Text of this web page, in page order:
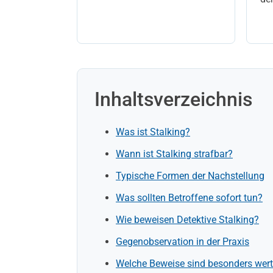
Inhaltsverzeichnis
Was ist Stalking?
Wann ist Stalking strafbar?
Typische Formen der Nachstellung
Was sollten Betroffene sofort tun?
Wie beweisen Detektive Stalking?
Gegenobservation in der Praxis
Welche Beweise sind besonders